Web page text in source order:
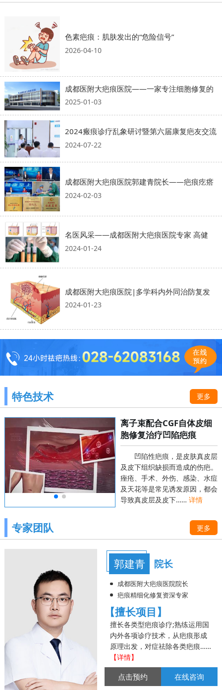
色素疤痕：肌肤发出的“危险信号”
2026-04-10
成都医附大疤痕医院——一家专注细胞修复的
2025-01-03
2024瘢痕诊疗乱象研讨暨第六届康复疤友交流
2024-07-22
成都医附大疤痕医院郭建青院长——疤痕疙瘩
2024-02-03
名医风采——成都医附大疤痕医院专家 高健
2024-01-24
成都医附大疤痕医院|多学科内外同治防复发
2024-01-23
特色技术 更多
离子束配合CGF自体皮细
胞修复治疗凹陷疤痕
凹陷性疤痕，是皮肤真皮层
及皮下组织缺损而造成的伤疤。
痤疮、手术、外伤、感染、水痘
及天花等是常见诱发原因，都会
导致真皮层及皮下…… 详情
专家团队 更多
郭建青 院长
成都医附大疤痕医院院长
疤痕精细化修复资深专家
【擅长项目】
擅长各类型疤痕诊疗;熟练运用国
内外各项诊疗技术，从疤痕形成
原理出发，对症祛除各类疤痕……
【详情】
点击预约 在线咨询